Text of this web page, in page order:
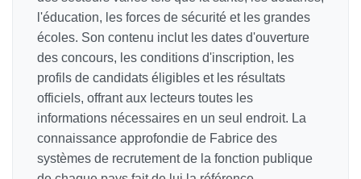
l'éducation, les forces de sécurité et les grandes
écoles. Son contenu inclut les dates d'ouverture
des concours, les conditions d'inscription, les
profils de candidats éligibles et les résultats
officiels, offrant aux lecteurs toutes les
informations nécessaires en un seul endroit. La
connaissance approfondie de Fabrice des
systèmes de recrutement de la fonction publique